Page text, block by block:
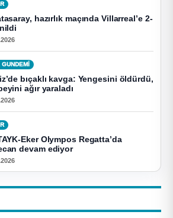
hazırlık maçında Villarreal’e 2-
GUNDEMİ
bıçaklı kavga: Yengesini öldürdü,
ağır yaraladı
Eker Olympos Regatta’da
devam ediyor